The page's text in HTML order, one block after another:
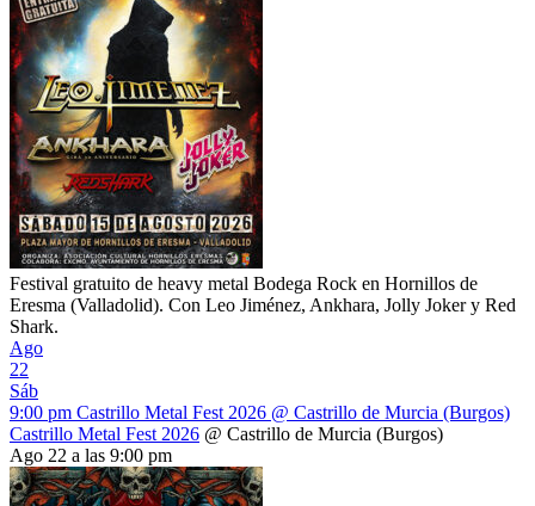
Festival gratuito de heavy metal Bodega Rock en Hornillos de
Eresma (Valladolid). Con Leo Jiménez, Ankhara, Jolly Joker y Red
Shark.
Ago
22
Sáb
9:00 pm Castrillo Metal Fest 2026 @ Castrillo de Murcia (Burgos)
Castrillo Metal Fest 2026 @ Castrillo de Murcia (Burgos)
Ago 22 a las 9:00 pm